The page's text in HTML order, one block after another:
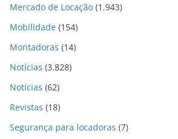
Mercado de Locação (1.943)
Mobilidade (154)
Montadoras (14)
Notícias (3.828)
Notícias (62)
Revistas (18)
Segurança para locadoras (7)